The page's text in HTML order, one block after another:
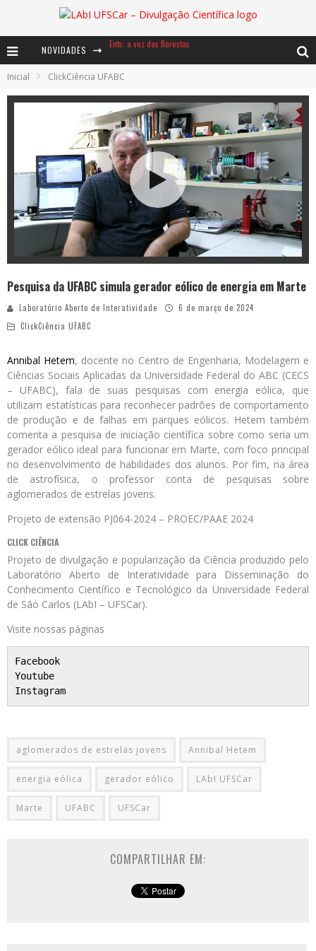
NOVIDADES
Inicial ClickCiência UFABC
Pesquisa da UFABC simula gerador eólico de energia em Marte
Laboratório Aberto de Interatividade
6 de março de 2024
ClickCiência UFABC
Annibal Hetem, docente no Centro de Engenharia, Modelagem e
Ciências Sociais Aplicadas da Universidade Federal do ABC (CECS
– UFABC), fala de suas pesquisas com energia eólica, que
utilizam estatísticas para reconhecer padrões de comportamento
de produção e de falhas em parques eólicos. Hetem também
comenta a pesquisa de iniciação científica sobre como seria um
gerador eólico ideal para funcionar em Marte, com foco principal
no desenvolvimento de habilidades dos alunos. Por fim, na área
de astrofísica, o professor conta de pesquisas sobre
aglomerados de estrelas jovens.
Projeto de extensão PJ064-2024 – PROEC/PAAE 2024
CLICK CIÊNCIA
Projeto de divulgação e popularização da Ciência produzido pelo
Laboratório Aberto de Interatividade para Disseminação do
Conhecimento Científico e Tecnológico da Universidade Federal
de São Carlos (LAbI – UFSCar).
Visite nossas páginas
Facebook
Youtube
Instagram
aglomerados de estrelas jovens Annibal Hetem
energia eólica gerador eólico LAbI UFSCar
Marte UFABC UFSCar
COMPARTILHAR EM: